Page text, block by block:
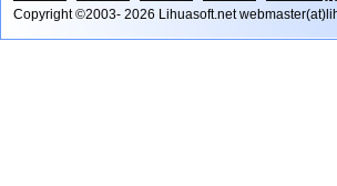
Copyright ©2003- 2026 Lihuasoft.net